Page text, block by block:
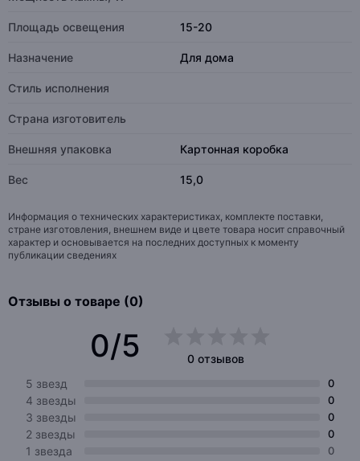
Площадь освещения 15-20
Назначение Для дома
Стиль исполнения
Страна изготовитель
Внешняя упаковка Картонная коробка
Вес 15,0
Информация о технических характеристиках, комплекте поставки,
стране изготовления, внешнем виде и цвете товара носит справочный
характер и основывается на последних доступных к моменту
публикации сведениях
Отзывы о товаре (0)
0/5
0 отзывов
5 звезд
0
4 звезды 0
3 звезды 0
2 звезды 0
1 звезда 0